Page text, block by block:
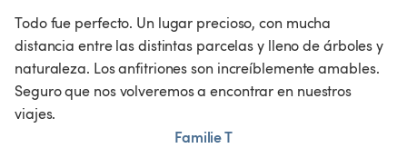
Todo fue perfecto. Un lugar precioso, con mucha
distancia entre las distintas parcelas y lleno de árboles y
naturaleza. Los anfitriones son increíblemente amables.
Seguro que nos volveremos a encontrar en nuestros
viajes.
Familie T